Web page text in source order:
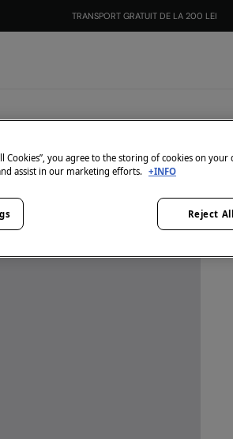
TRANSPORT GRATUIT DE LA 200 LEI
Cookies”, you agree to the storing of cookies on your
assist in our marketing efforts. +INFO
Reject All